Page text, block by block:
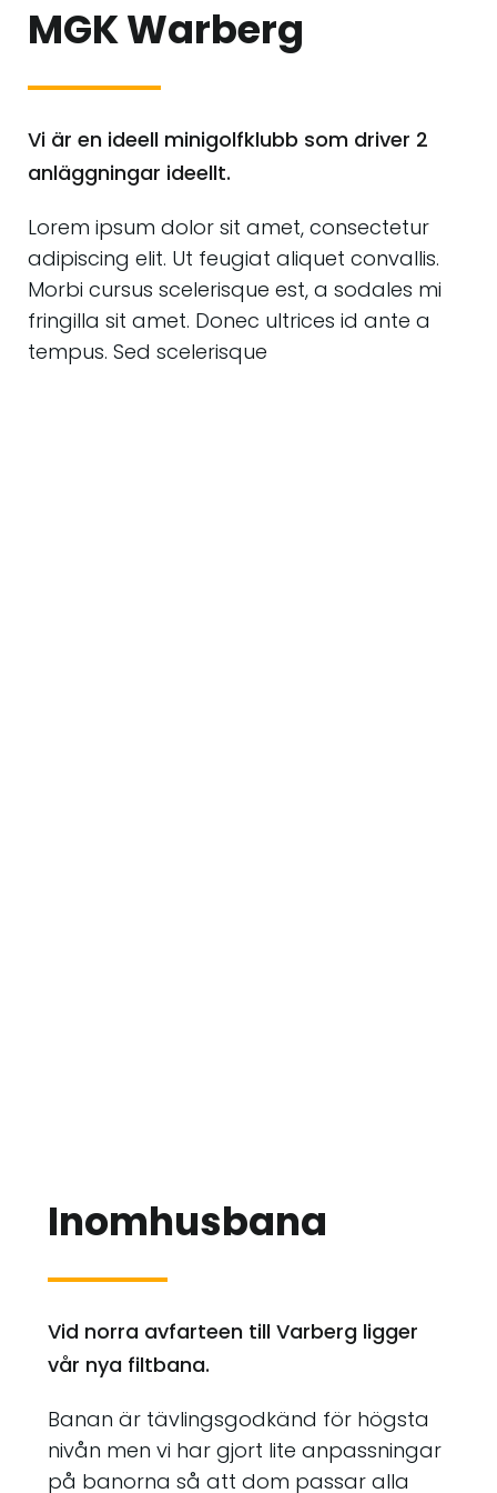
MGK Warberg
Vi är en ideell minigolfklubb som driver 2
anläggningar ideellt.
Lorem ipsum dolor sit amet, consectetur
adipiscing elit. Ut feugiat aliquet convallis.
Morbi cursus scelerisque est, a sodales mi
fringilla sit amet. Donec ultrices id ante a
tempus. Sed scelerisque
Inomhusbana
Vid norra avfarteen till Varberg ligger
vår nya filtbana.
Banan är tävlingsgodkänd för högsta
nivån men vi har gjort lite anpassningar
på banorna så att dom passar alla